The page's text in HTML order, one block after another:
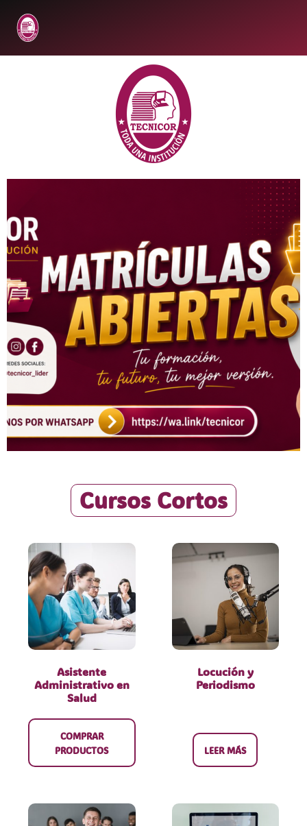
Cursos Cortos
Asistente
Administrativo en
Salud
COMPRAR
PRODUCTOS
Locución y
Periodismo
LEER MÁS